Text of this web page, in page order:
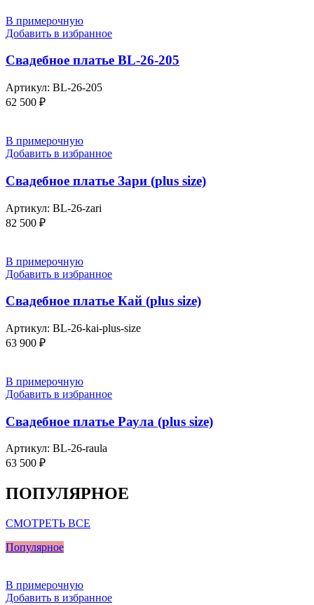
В примерочную
Добавить в избранное
Свадебное платье BL-26-205
Артикул: BL-26-205
62 500 ₽
В примерочную
Добавить в избранное
Свадебное платье Зари (plus size)
Артикул: BL-26-zari
82 500 ₽
В примерочную
Добавить в избранное
Свадебное платье Кай (plus size)
Артикул: BL-26-kai-plus-size
63 900 ₽
В примерочную
Добавить в избранное
Свадебное платье Раула (plus size)
Артикул: BL-26-raula
63 500 ₽
ПОПУЛЯРНОЕ
СМОТРЕТЬ ВСЕ
Популярное
В примерочную
Добавить в избранное